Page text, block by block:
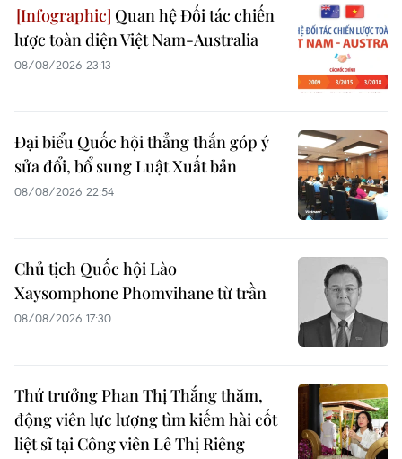
Quan hệ Đối tác chiến
lược toàn diện Việt Nam-Australia
08/08/2026 23:13
Đại biểu Quốc hội thẳng thắn góp ý
sửa đổi, bổ sung Luật Xuất bản
08/08/2026 22:54
Chủ tịch Quốc hội Lào
Xaysomphone Phomvihane từ trần
08/08/2026 17:30
Thứ trưởng Phan Thị Thắng thăm,
động viên lực lượng tìm kiếm hài cốt
liệt sĩ tại Công viên Lê Thị Riêng